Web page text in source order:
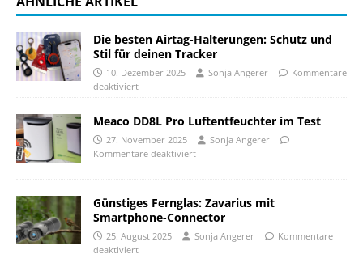
Die besten Airtag-Halterungen: Schutz und
Stil für deinen Tracker
10. Dezember 2025 Sonja Angerer
Kommentare
deaktiviert
Meaco DD8L Pro Luftentfeuchter im Test
27. November 2025
Sonja Angerer
Kommentare deaktiviert
Günstiges Fernglas: Zavarius mit
Smartphone-Connector
25. August 2025 Sonja Angerer
Kommentare
deaktiviert